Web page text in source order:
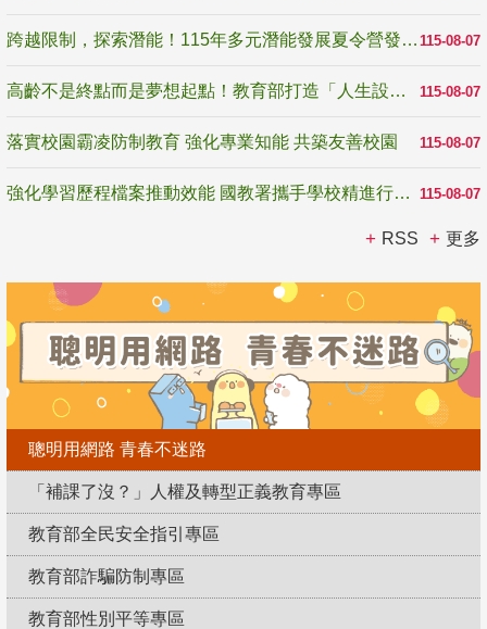
115-08-07
跨越限制，探索潛能！115年多元潛能發展夏令營發掘生命無限可能
115-08-07
高齡不是終點而是夢想起點！教育部打造「人生設計夢工場」 參展第3屆高齡健康產業博覽會
115-08-07
落實校園霸凌防制教育 強化專業知能 共築友善校園
115-08-07
強化學習歷程檔案推動效能 國教署攜手學校精進行政與教學支持
RSS 更多
聰明用網路 青春不迷路
「補課了沒？」人權及轉型正義教育專區
教育部全民安全指引專區
教育部詐騙防制專區
教育部性別平等專區